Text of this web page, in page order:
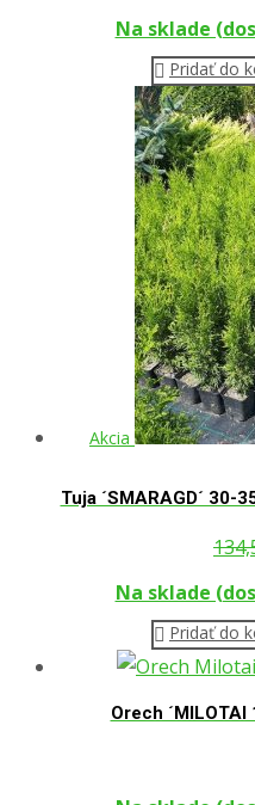
Na sklade
Pridať do
Akcia
Tuja ´SMARAGD´ 30-
Na sklade
Pridať do
Orech